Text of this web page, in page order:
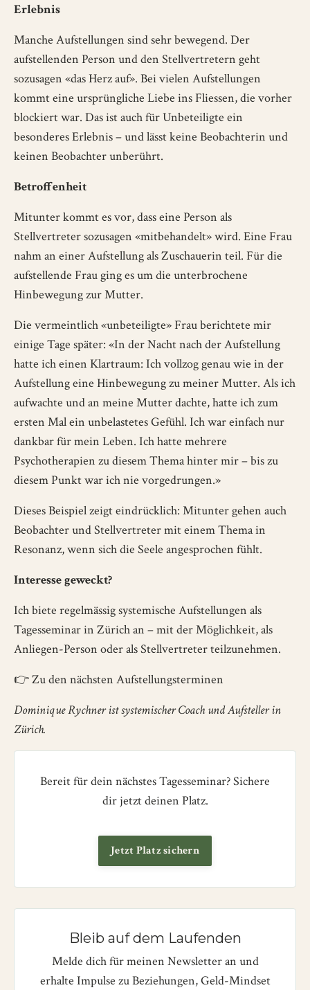
Erlebnis
Manche Aufstellungen sind sehr bewegend. Der
aufstellenden Person und den Stellvertretern geht
sozusagen «das Herz auf». Bei vielen Aufstellungen
kommt eine ursprüngliche Liebe ins Fliessen, die vorher
blockiert war. Das ist auch für Unbeteiligte ein
besonderes Erlebnis – und lässt keine Beobachterin und
keinen Beobachter unberührt.
Betroffenheit
Mitunter kommt es vor, dass eine Person als
Stellvertreter sozusagen «mitbehandelt» wird. Eine Frau
nahm an einer Aufstellung als Zuschauerin teil. Für die
aufstellende Frau ging es um die unterbrochene
Hinbewegung zur Mutter.
Die vermeintlich «unbeteiligte» Frau berichtete mir
einige Tage später: «In der Nacht nach der Aufstellung
hatte ich einen Klartraum: Ich vollzog genau wie in der
Aufstellung eine Hinbewegung zu meiner Mutter. Als ich
aufwachte und an meine Mutter dachte, hatte ich zum
ersten Mal ein unbelastetes Gefühl. Ich war einfach nur
dankbar für mein Leben. Ich hatte mehrere
Psychotherapien zu diesem Thema hinter mir – bis zu
diesem Punkt war ich nie vorgedrungen.»
Dieses Beispiel zeigt eindrücklich: Mitunter gehen auch
Beobachter und Stellvertreter mit einem Thema in
Resonanz, wenn sich die Seele angesprochen fühlt.
Interesse geweckt?
Ich biete regelmässig systemische Aufstellungen als
Tagesseminar in Zürich an – mit der Möglichkeit, als
Anliegen-Person oder als Stellvertreter teilzunehmen.
👉Zu den nächsten Aufstellungsterminen
Dominique Rychner ist systemischer Coach und Aufsteller in
Zürich.
Bereit für dein nächstes Tagesseminar? Sichere
dir jetzt deinen Platz.
Jetzt Platz sichern
Bleib auf dem Laufenden
Melde dich für meinen Newsletter an und
erhalte Impulse zu Beziehungen, Geld-Mindset